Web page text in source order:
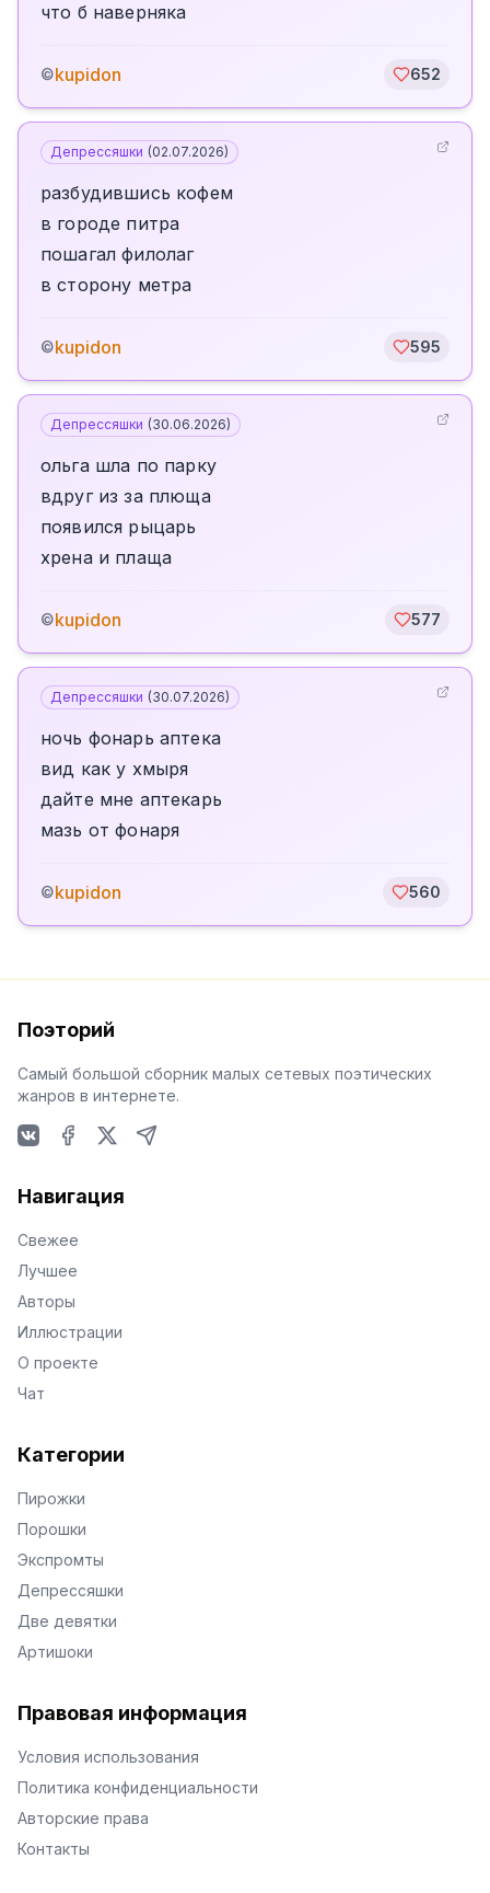
что б наверняка
©kupidon 652
Депрессяшки (02.07.2026)
разбудившись кофем
в городе питра
пошагал филолаг
в сторону метра
©kupidon 595
Депрессяшки (30.06.2026)
ольга шла по парку
вдруг из за плюща
появился рыцарь
хрена и плаща
©kupidon 577
Депрессяшки (30.07.2026)
ночь фонарь аптека
вид как у хмыря
дайте мне аптекарь
мазь от фонаря
©kupidon 560
Поэторий
Самый большой сборник малых сетевых поэтических
жанров в интернете.
Навигация
Свежее
Лучшее
Авторы
Иллюстрации
О проекте
Чат
Категории
Пирожки
Порошки
Экспромты
Депрессяшки
Две девятки
Артишоки
Правовая информация
Условия использования
Политика конфиденциальности
Авторские права
Контакты